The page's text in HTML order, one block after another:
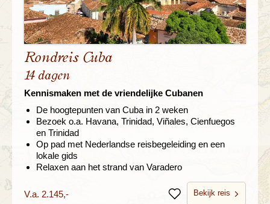
Rondreis Cuba
14 dagen
Kennismaken met de vriendelijke Cubanen
De hoogtepunten van Cuba in 2 weken
Bezoek o.a. Havana, Trinidad, Viñales, Cienfuegos
en Trinidad
Op pad met Nederlandse reisbegeleiding en een
lokale gids
Relaxen aan het strand van Varadero
V.a. 2.145,- BewarenBekijk reis